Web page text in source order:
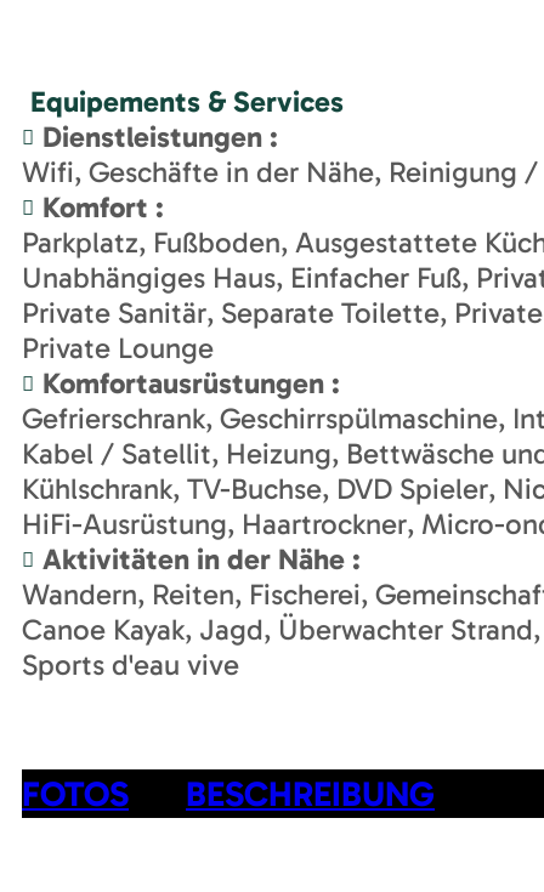
Equipements & Services
Dienstleistungen :
Wifi Geschäfte in der Nähe Reinigung
Komfort :
Parkplatz Fußboden Ausgestattete
Unabhängiges Haus Einfacher Fuß
Private Sanitär Separate Toilette
Private Lounge
Komfortausrüstungen :
Gefrierschrank Geschirrspülmaschine
Kabel / Satellit Heizung Bettwäsche
Kühlschrank TV-Buchse DVD Spieler
HiFi-Ausrüstung Haartrockner Micro-
Aktivitäten in der Nähe :
Wandern Reiten Fischerei
Canoe Kayak Jagd Überwachter Strand
Sports d'eau vive
FOTOS BESCHREIBUNG